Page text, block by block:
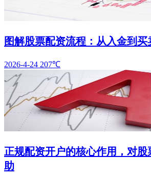
图解股票配资流程：从入金到买
2026-4-24 207℃
正规配资开户的核心作用，对
助